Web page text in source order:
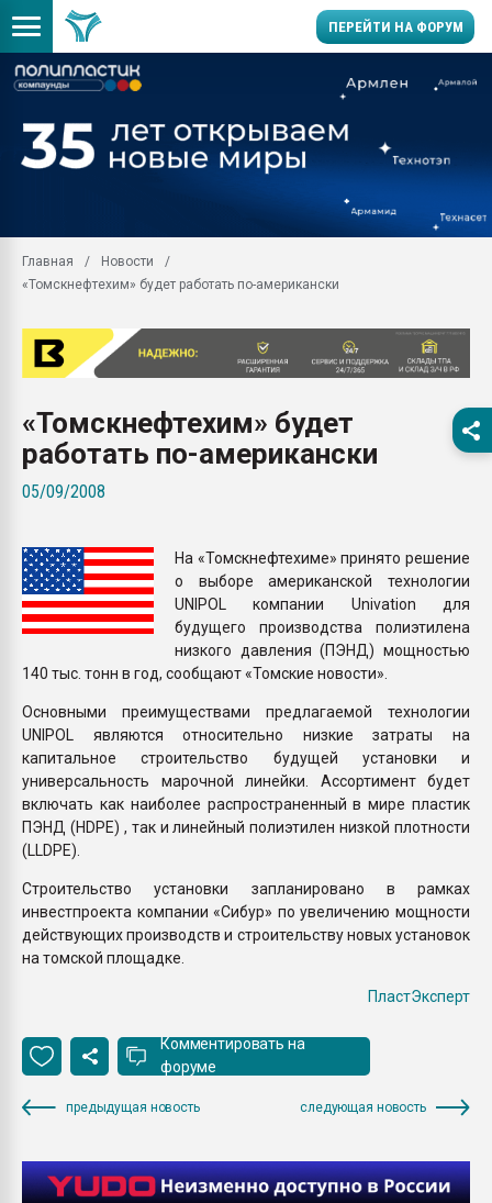
ПЕРЕЙТИ НА ФОРУМ
производство SPC
заводу пластмасс"
Подмосковье, Москва
28.07.2026
пластмасс
28.07.2026
ПЕРЕЙТИ НА
Главная
Новости
«Томскнефтехим» будет работать по-американски
«Томскнефтехим» будет
работать по-американски
05/09/2008
На «Томскнефтехиме» принято решение
о выборе американской технологии
UNIPOL компании Univation для
будущего производства полиэтилена
низкого давления (ПЭНД) мощностью
140 тыс. тонн в год, сообщают «Томские новости».
Основными преимуществами предлагаемой технологии
UNIPOL являются относительно низкие затраты на
капитальное строительство будущей установки и
универсальность марочной линейки. Ассортимент будет
включать как наиболее распространенный в мире пластик
ПЭНД (HDPE) , так и линейный полиэтилен низкой плотности
(LLDPE).
Строительство установки запланировано в рамках
инвестпроекта компании «Сибур» по увеличению мощности
действующих производств и строительству новых установок
на томской площадке.
ПластЭксперт
Комментировать на
форуме
предыдущая новость следующая новость